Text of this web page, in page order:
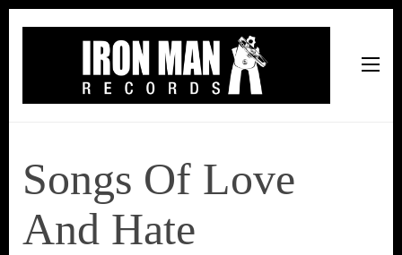
Songs Of Love
And Hate